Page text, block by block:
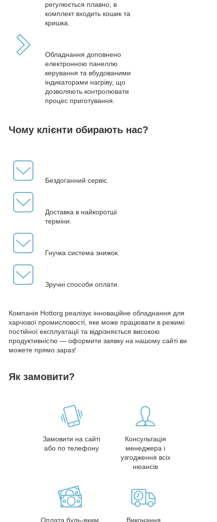
регулюється плавно, в
комплект входить кошик та
кришка.
Обладнання доповнено
електронною панеллю
керування та вбудованими
індикаторами нагріву, що
дозволяють контролювати
процес приготування.
Чому клієнти обирають нас?
Бездоганний сервіс.
Доставка в найкоротші
терміни.
Гнучка система знижок.
Зручні способи оплати.
Компанія Hottorg реалізує інноваційне обладнання для
харчової промисловості, яке може працювати в режимі
постійної експлуатації та відрізняється високою
продуктивністю — оформити заявку на нашому сайті ви
можете прямо зараз!
Як замовити?
Замовити на сайті
або по телефону
Консультація
менеджера і
узгодження всіх
нюансів
Оплата будь-яким Виконання